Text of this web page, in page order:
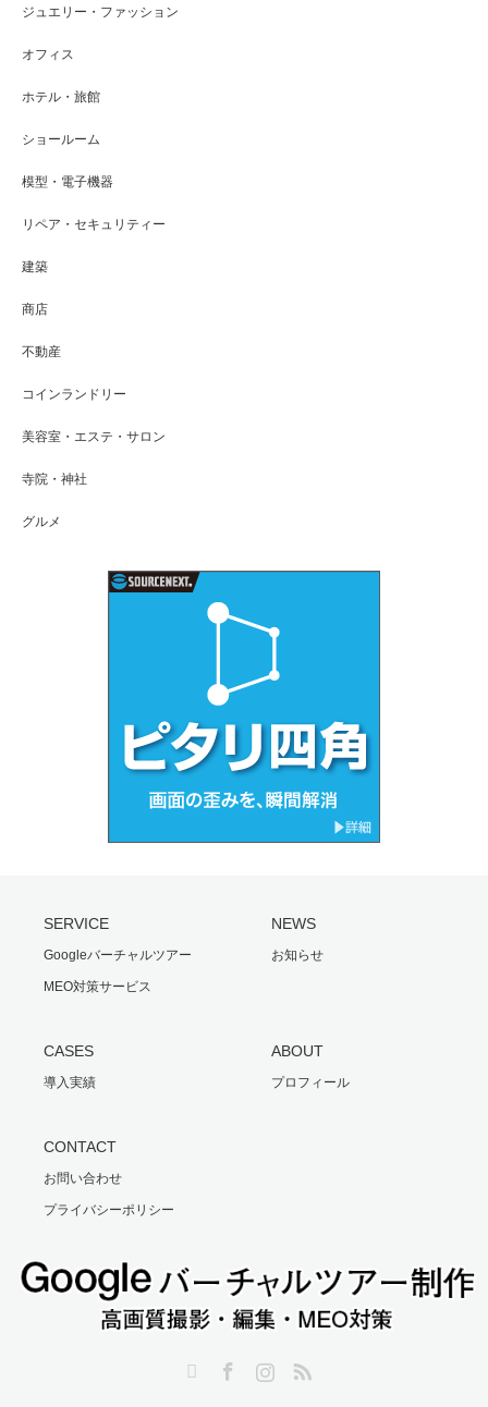
ジュエリー・ファッション
オフィス
ホテル・旅館
ショールーム
模型・電子機器
リペア・セキュリティー
建築
商店
不動産
コインランドリー
美容室・エステ・サロン
寺院・神社
グルメ
SERVICE
Googleバーチャルツアー
MEO対策サービス
NEWS
お知らせ
CASES
導入実績
ABOUT
プロフィール
CONTACT
お問い合わせ
プライバシーポリシー